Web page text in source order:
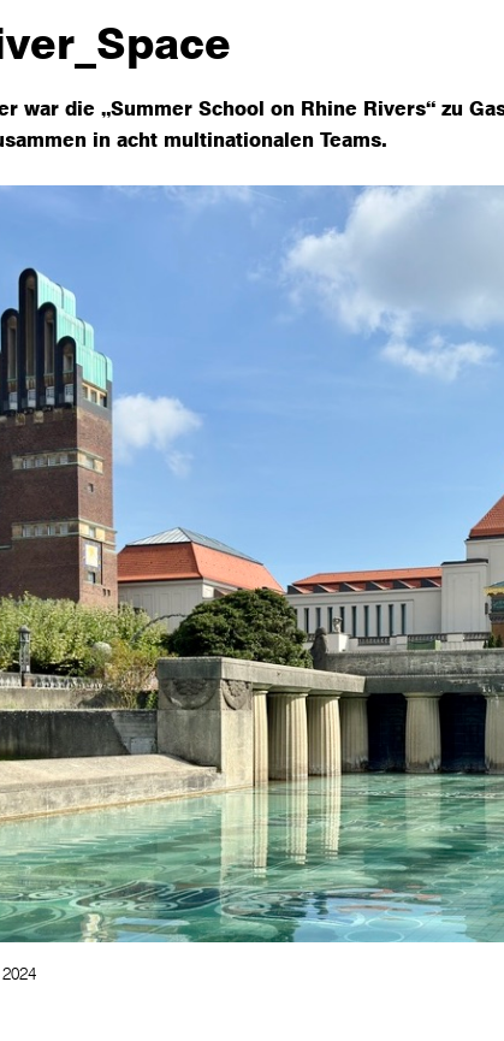
war die „Summer School on Rhine Rivers“ zu
in acht multinationalen Teams.